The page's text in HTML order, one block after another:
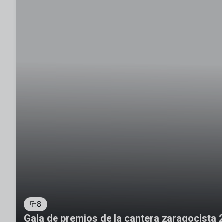
8
Gala de premios de la cantera zaragocista